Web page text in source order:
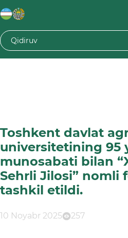
Toshkent davlat
universitetining 95
munosabati bilan
Sehrli Jilosi” nomli
tashkil etildi.
10 Noyabr 2025 257